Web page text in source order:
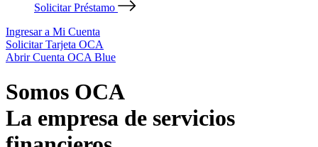
Solicitar Préstamo
Ingresar a Mi Cuenta
Solicitar Tarjeta OCA
Abrir Cuenta OCA Blue
Somos OCA
La empresa de servicios